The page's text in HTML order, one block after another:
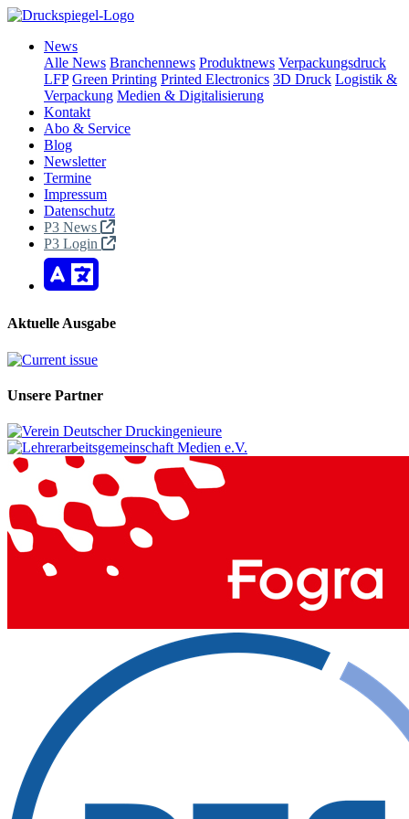
News
Alle News Branchennews Produktnews Verpackungsdruck
LFP Green Printing Printed Electronics 3D Druck Logistik &
Verpackung Medien & Digitalisierung
Kontakt
Abo & Service
Blog
Newsletter
Termine
Impressum
Datenschutz
P3 News
P3 Login
Aktuelle Ausgabe
Unsere Partner